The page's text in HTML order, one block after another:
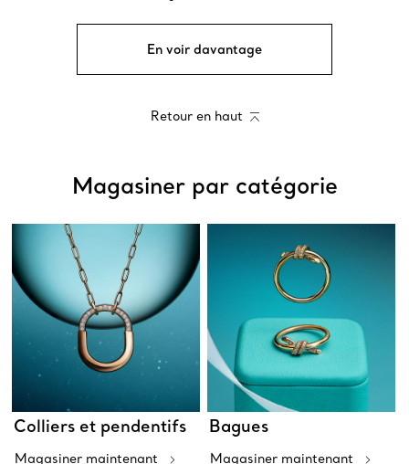
En voir davantage
Retour en haut
Magasiner par catégorie
Colliers et pendentifs
Magasiner maintenant
Bagues
Magasiner maintenant